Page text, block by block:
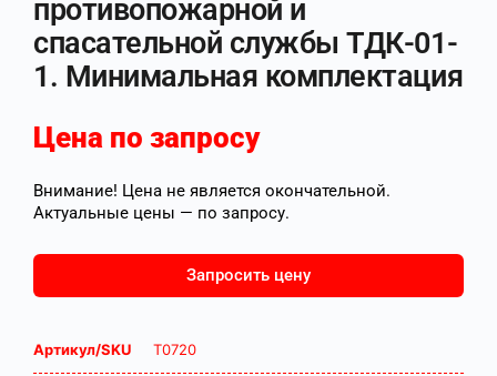
противопожарной и
спасательной службы ТДК-01-
1. Минимальная комплектация
Цена по запросу
Внимание! Цена не является окончательной.
Актуальные цены — по запросу.
Запросить цену
Артикул/SKU Т0720